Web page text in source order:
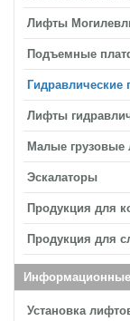
Лифты
Подъемные
Лифты
Малые
Эскалаторы
Продукция для
Продукция для
Информационные
Установка